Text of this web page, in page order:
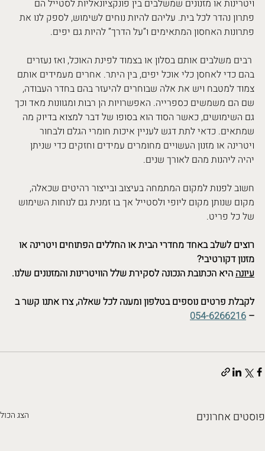
ויטרינות או מזנונים שמשלבים בין פונקציונאליות לסטייל הם
פתרון נהדר לכל בית. עליהם להיות נוחים לשימוש, לספק לנו את
פתרונות האחסון המתאימים ו”על הדרך” להיות גם יפים.
רבים משלבים אותם בסלון או בצמוד לפינת האוכל, ואז נעזרים
בהם כדי לאחסן כלי אוכל יפים, בין היתר. אחרים מעמידים אותם
צמוד למטבח ויש את אלה שבוחרים להיעזר בהם בחדר העבודה,
שם הם משמשים כספרייה. האפשרויות הן רבות ומגוונות מאד וכך
גם השימושים, כאשר הסוד הוא בסופו של דבר למצוא בדיוק מה
שמתאים. כדאי לתת דגש לעניין איכות חומרי הגלם ולבחור
ויטרינה או מזנון העשויים מחומרים עמידים וחזקים כדי שניתן
יהיה ליהנות מהם לאורך שנים.
חשוב לפנות למקום המתמחה בעיצוב ובייצור רהיטים שכאלה,
מקום שנותן מקום ליופי ולסטייל אך בו זמנית גם לנוחות השימוש
של כל פריט.
רוצים לשלב באחד מחדרי הבית או החללים הפתוחים ויטרינה או
מזנון דקורטיבי?
עיונה היא הכתובת הנכונה לסקירת שלל הוויטרינות והמזנונים שלנו.
לקבלת פרטים נוספים בטלפון ומענה לכל שאלה, צרו אתנו קשר ב
–
054-6266216
פוסטים אחרונים הצג הכול